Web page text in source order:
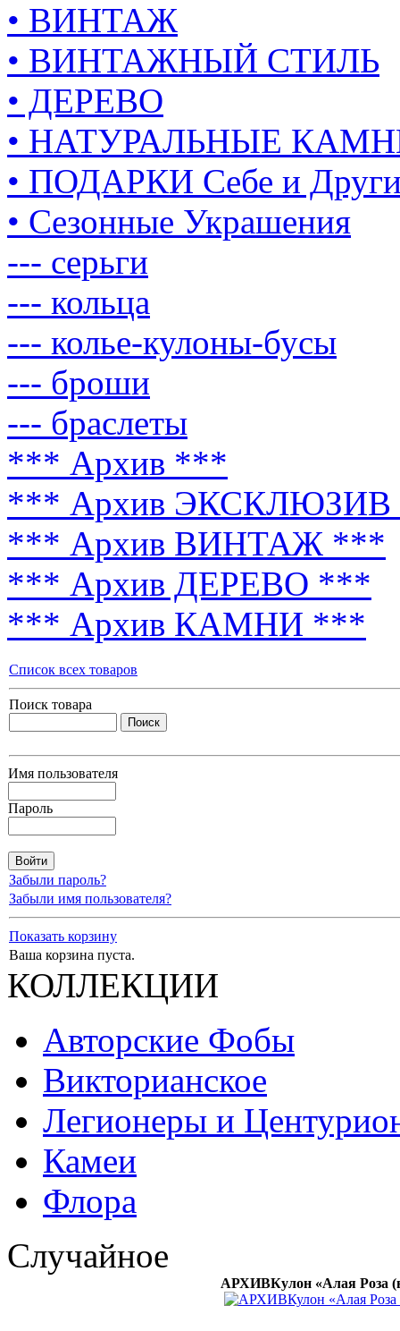
• ВИНТАЖ
• ВИНТАЖНЫЙ СТИЛЬ
• ДЕРЕВО
• НАТУРАЛЬНЫЕ
• ПОДАРКИ Себе и
• Сезонные Украшения
--- серьги
--- кольца
--- колье-кулоны-бусы
--- броши
--- браслеты
*** Архив ***
*** Архив
*** Архив ВИНТАЖ ***
*** Архив ДЕРЕВО ***
*** Архив КАМНИ ***
Список всех товаров
Поиск товара
Имя пользователя
Пароль
Забыли пароль?
Забыли имя пользователя?
Показать корзину
Ваша корзина пуста.
КОЛЛЕКЦИИ
Авторские Фобы
Викторианское
Легионеры и
Камеи
Флора
Случайное
АРХИВКулон «Алая Роза